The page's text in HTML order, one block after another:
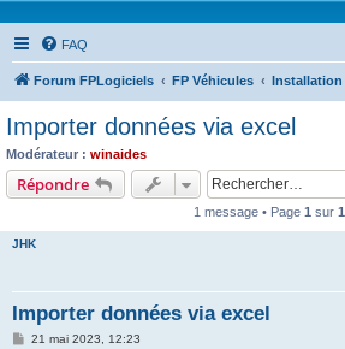
FAQ
Forum FPLogiciels FP Véhicules Installation
Importer données via excel
Modérateur : winaides
Répondre
1 message • Page 1 sur 1
JHK
Importer données via excel
M21 mai 2023, 12:23